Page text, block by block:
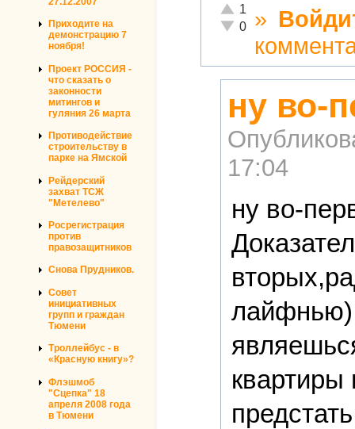
Приходите на
демонстрацию 7
ноября!
Проект РОССИЯ -
что сказать о
законности
митингов и
гуляния 26 марта
Противодействие
строительству в
парке на Ямской
Рейдерский
захват ТСЖ
"Метелево"
Росрегистрация
против
правозащитников
Снова Прудников.
Совет
инициативных
групп и граждан
Тюмени
Троллейбус - в
«Красную книгу»?
Флэшмоб
"Сцепка" 18
апреля 2008 года
в Тюмени
Отлично!
1
Неадекватно!
0 »
ну во-
17:04
ну во-
квартиры